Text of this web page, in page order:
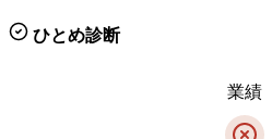
ひとめ診断
業績